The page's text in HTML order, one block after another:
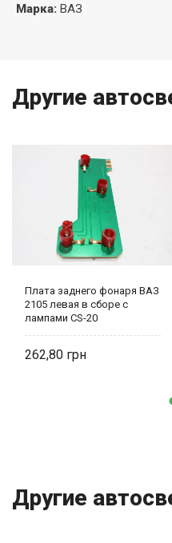
Марка: ВАЗ
Другие
Плата заднего фонаря ВАЗ
2105 левая в сборе с
лампами CS-20
262,80
Другие